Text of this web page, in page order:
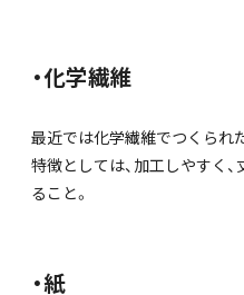
・化学繊維
最近では化学繊維でつくられ
特徴としては、加工しやすく
ること。
・紙